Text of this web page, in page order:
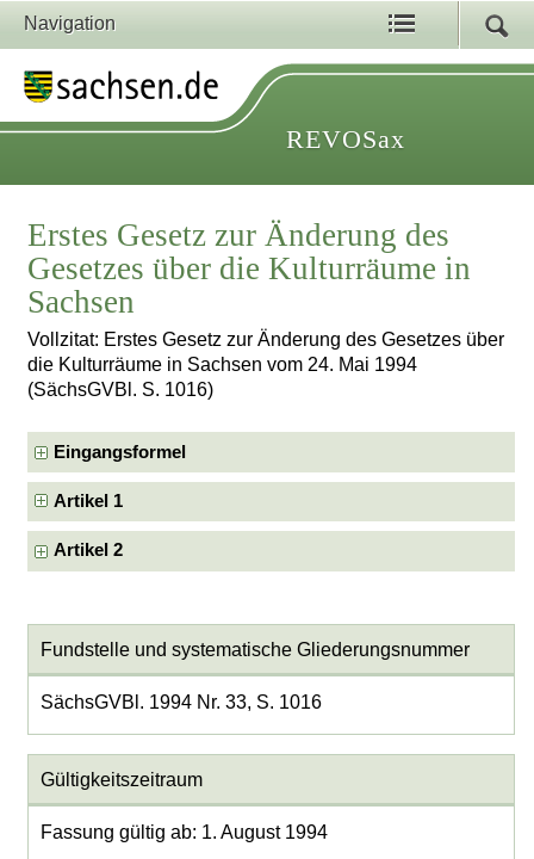
Navigation
REVOSax
Erstes Gesetz zur Änderung des
Gesetzes über die Kulturräume in
Sachsen
Vollzitat: Erstes Gesetz zur Änderung des Gesetzes über
die Kulturräume in Sachsen vom 24. Mai 1994
(SächsGVBl. S. 1016)
Eingangsformel
Artikel 1
Artikel 2
Fundstelle und systematische Gliederungsnummer
SächsGVBl. 1994 Nr. 33, S. 1016
Gültigkeitszeitraum
Fassung gültig ab: 1. August 1994